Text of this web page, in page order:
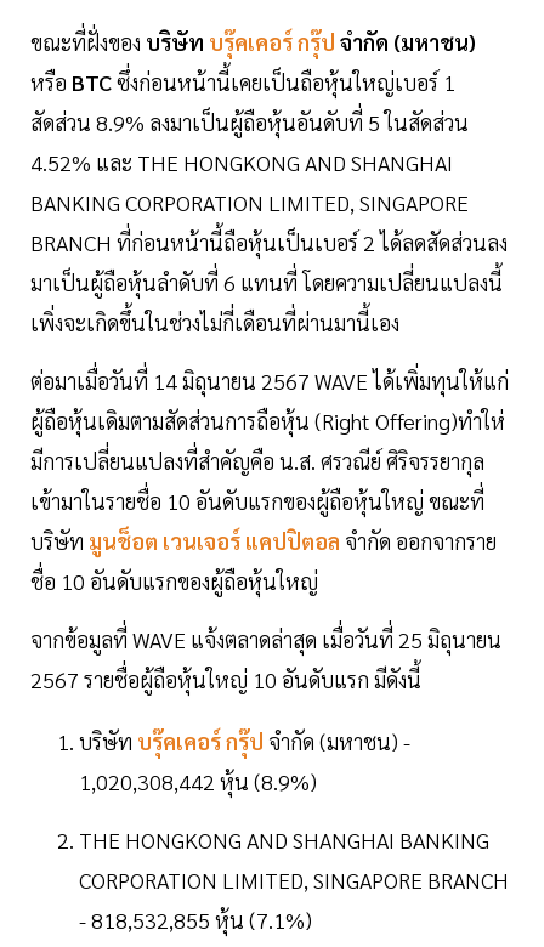
ขณะที่ฝั่งของ บริษัท บรุ๊คเคอร์ กรุ๊ป จำกัด (มหาชน)
หรือ BTCซึ่งก่อนหน้านี้เคยเป็นถือหุ้นใหญ่เบอร์ 1
สัดส่วน 8.9% ลงมาเป็นผู้ถือหุ้นอันดับที่ 5 ในสัดส่วน
4.52% และ THE HONGKONG AND SHANGHAI
BANKING CORPORATION LIMITED, SINGAPORE
BRANCH ที่ก่อนหน้านี้ถือหุ้นเป็นเบอร์ 2 ได้ลดสัดส่วนลง
มาเป็นผู้ถือหุ้นลำดับที่ 6 แทนที่ โดยความเปลี่ยนแปลงนี้
เพิ่งจะเกิดขึ้นในช่วงไม่กี่เดือนที่ผ่านมานี้เอง
ต่อมาเมื่อวันที่ 14 มิถุนายน 2567 WAVE ได้เพิ่มทุนให้แก่
ผู้ถือหุ้นเดิมตามสัดส่วนการถือหุ้น (Right Offering)ทำให่
มีการเปลี่ยนแปลงที่สำคัญคือ น.ส. ศรวณีย์ ศิริจรรยากุล
เข้ามาในรายชื่อ 10 อันดับแรกของผู้ถือหุ้นใหญ่ ขณะที่
บริษัท มูนช็อต เวนเจอร์ แคปปิตอล จำกัด ออกจากราย
ชื่อ 10 อันดับแรกของผู้ถือหุ้นใหญ่
จากข้อมูลที่ WAVE แจ้งตลาดล่าสุด เมื่อวันที่ 25 มิถุนายน
2567 รายชื่อผู้ถือหุ้นใหญ่ 10 อันดับแรก มีดังนี้
บริษัท บรุ๊คเคอร์ กรุ๊ป จำกัด (มหาชน) -
1,020,308,442 หุ้น (8.9%)
THE HONGKONG AND SHANGHAI BANKING
CORPORATION LIMITED, SINGAPORE BRANCH
- 818,532,855 หุ้น (7.1%)